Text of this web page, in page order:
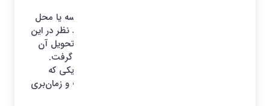
انبارها در سازمان های بزرگ از تعداد زیادی قفسه یا محل
فیزیکی تشکیل شده است. پیدا کردن کالای مد نظر در این
انبارها برای جمع آوری کالا در انبار و در نهایت تحویل آن
به مشتری زمان زیادی را از کاربران انبار خواهد گرفت.
همچنین در زمان ورود نیز پیدا کردن محل فیزیکی که
بتوانیم کالا را در آن محل قرار دهیم، کار سخت و زمان‌بری